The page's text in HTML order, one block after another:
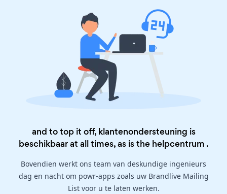
and to top it off, klantenondersteuning is
beschikbaar at all times, as is the helpcentrum .
Bovendien werkt ons team van deskundige ingenieurs
dag en nacht om powr-apps zoals uw Brandlive Mailing
List voor u te laten werken.